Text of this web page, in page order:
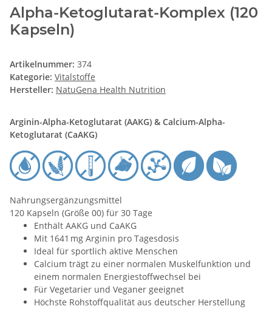
Alpha-Ketoglutarat-Komplex (120
Kapseln)
Artikelnummer: 374
Kategorie: Vitalstoffe
Hersteller: NatuGena Health Nutrition
Arginin-Alpha-Ketoglutarat (AAKG) & Calcium-Alpha-
Ketoglutarat (CaAKG)
Nahrungsergänzungsmittel
120 Kapseln (Größe 00) für 30 Tage
Enthält AAKG und CaAKG
Mit 1641 mg Arginin pro Tagesdosis
Ideal für sportlich aktive Menschen
Calcium trägt zu einer normalen Muskelfunktion und
einem normalen Energiestoffwechsel bei
Für Vegetarier und Veganer geeignet
Höchste Rohstoffqualität aus deutscher Herstellung